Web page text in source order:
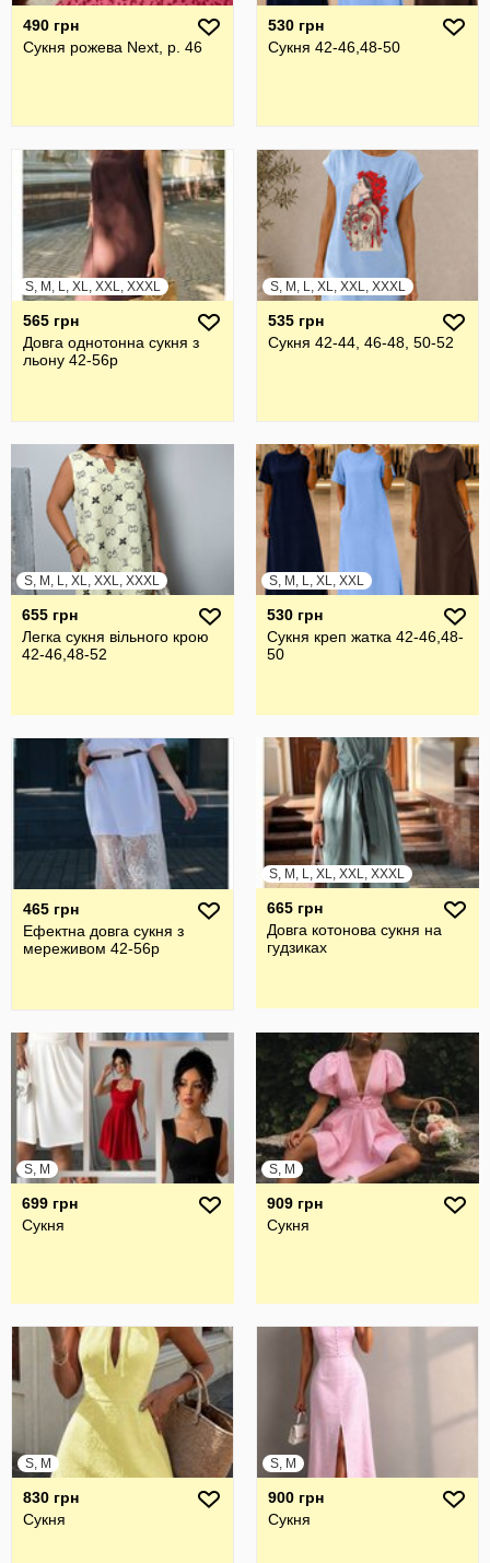
490 грн
Сукня рожева Next, р. 46
530 грн
Сукня 42-46,48-50
S, M, L, XL, XXL, XXXL
565 грн
Довга однотонна сукня з
льону 42-56р
S, M, L, XL, XXL, XXXL
535 грн
Сукня 42-44, 46-48, 50-52
S, M, L, XL, XXL, XXXL
655 грн
Легка сукня вільного крою
42-46,48-52
S, M, L, XL, XXL
530 грн
Сукня креп жатка 42-46,48-
50
465 грн
Ефектна довга сукня з
мереживом 42-56р
S, M, L, XL, XXL, XXXL
665 грн
Довга котонова сукня на
гудзиках
S, M
699 грн
Сукня
S, M
909 грн
Сукня
S, M
830 грн
Сукня
S, M
900 грн
Сукня